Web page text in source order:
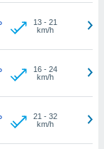
13- 21
km/h
16- 24
km/h
21 - 32
km/h